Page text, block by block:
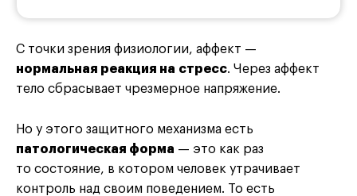
С точки зрения физиологии, аффект —
нормальная реакция на стресс. Через аффект
тело сбрасывает чрезмерное напряжение.
Но у этого защитного механизма есть
патологическая форма — это как раз
то состояние, в котором человек утрачивает
контроль над своим поведением. То есть